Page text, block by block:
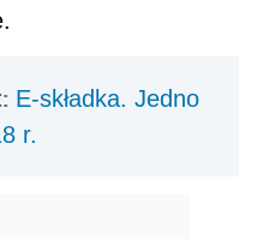
E-składka. Jedno
r.